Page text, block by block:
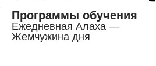
Программы обучения
Ежедневная Алаха —
Жемчужина дня